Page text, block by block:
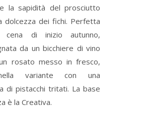
la sapidità del prosciutto
dolcezza dei fichi. Perfetta
di inizio autunno,
da un bicchiere di vino
rosato messo in fresco,
variante con una
di pistacchi tritati. La base
è la Creativa.